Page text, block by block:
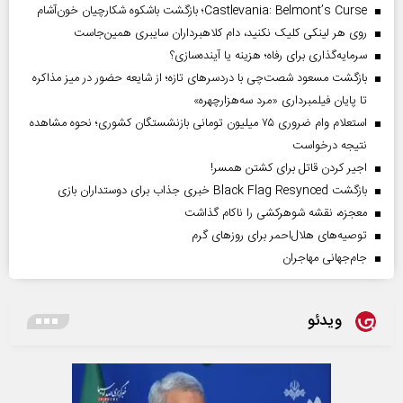
Castlevania: Belmont’s Curse؛ بازگشت باشکوه شکارچیان خون‌آشام
روی هر لینکی کلیک نکنید، دام کلاهبرداران سایبری همین‌جاست
سرمایه‌گذاری برای رفاه؛ هزینه یا آینده‌سازی؟
بازگشت مسعود شصت‌چی با دردسر‌های تازه؛ از شایعه حضور در میز مذاکره
تا پایان فیلمبرداری «مرد سه‌هزارچهره»
استعلام وام ضروری ۷۵ میلیون تومانی بازنشستگان کشوری؛ نحوه مشاهده
نتیجه درخواست
اجیر کردن قاتل برای کشتن همسر!
بازگشت Black Flag Resynced خبری جذاب برای دوستداران بازی
معجزه، نقشه شوهرکشی را ناکام گذاشت
توصیه‌های هلال‌احمر برای روز‌های گرم
جام‌جهانی مهاجران
ویدئو